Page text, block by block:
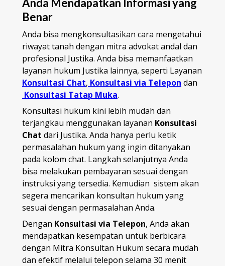
Anda Mendapatkan Informasi yang
Benar
Anda bisa mengkonsultasikan cara mengetahui
riwayat tanah dengan mitra advokat andal dan
profesional Justika. Anda bisa memanfaatkan
layanan hukum Justika lainnya, seperti Layanan
Konsultasi Chat, Konsultasi via Telepon dan
Konsultasi Tatap Muka.
Konsultasi hukum kini lebih mudah dan
terjangkau menggunakan layanan Konsultasi
Chat dari Justika. Anda hanya perlu ketik
permasalahan hukum yang ingin ditanyakan
pada kolom chat. Langkah selanjutnya Anda
bisa melakukan pembayaran sesuai dengan
instruksi yang tersedia. Kemudian sistem akan
segera mencarikan konsultan hukum yang
sesuai dengan permasalahan Anda.
Dengan Konsultasi via Telepon, Anda akan
mendapatkan kesempatan untuk berbicara
dengan Mitra Konsultan Hukum secara mudah
dan efektif melalui telepon selama 30 menit